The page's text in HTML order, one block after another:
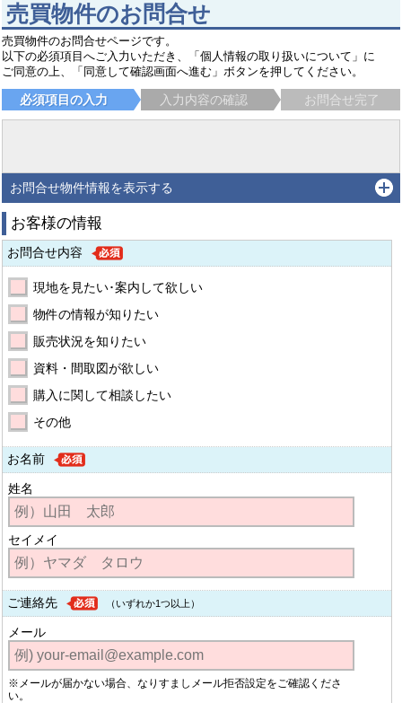
売買物件のお問合せ
売買物件のお問合せページです。
以下の必須項目へご入力いただき、「個人情報の取り扱いについて」に
ご同意の上、「同意して確認画面へ進む」ボタンを押してください。
必須項目の入力 入力内容の確認 お問合せ完了
お問合せ物件情報を表示する
お客様の情報
お問合せ内容
現地を見たい･案内して欲しい
物件の情報が知りたい
販売状況を知りたい
資料・間取図が欲しい
購入に関して相談したい
その他
お名前
姓名
セイメイ
ご連絡先 （いずれか1つ以上）
メール
※メールが届かない場合、なりすましメール拒否設定をご確認くださ
い。